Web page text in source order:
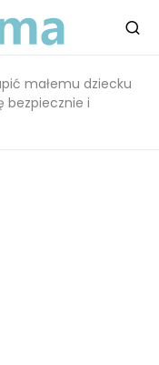
małemu dziecku
bezpiecznie i